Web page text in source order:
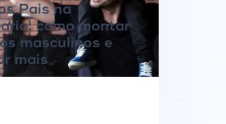
Pais na
como montar
masculinos e
mais